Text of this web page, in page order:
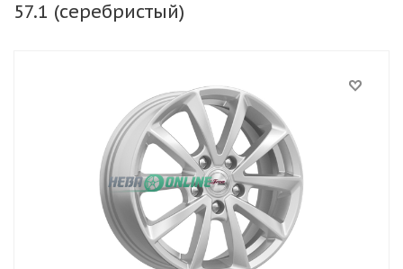
57.1 (серебристый)